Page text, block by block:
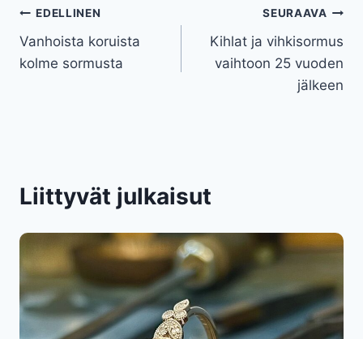
Artikkelien
selaus
EDELLINEN
Vanhoista koruista
kolme sormusta
SEURAAVA
Kihlat ja vihkisormus
vaihtoon 25 vuoden
jälkeen
Liittyvät julkaisut